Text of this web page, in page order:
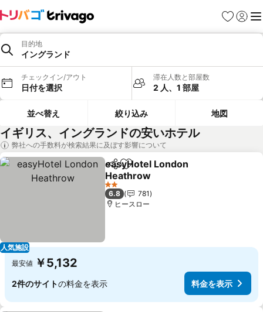
お気に入り
ログイ
メ
目的地
イングランド
チェックイン/アウト
日付を選択
滞在人数と部屋数
2 人、1 部屋
並べ替え 絞り込み 地図
イギリス、イングランドの安いホテル
弊社への手数料が検索結果に及ぼす影響について
人気施設
シェアお気に入りに追加
easyHotel London
Heathrow
料金を表示
2 ホテルのランク
6.8
781
ヒースロー
最安値 ￥5,132
2件のサイトの料金を表示 料金を表示